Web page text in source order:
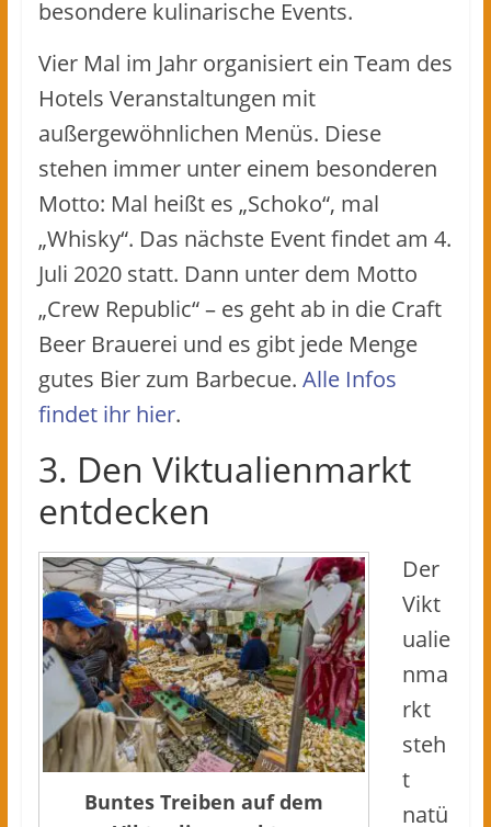
besondere kulinarische Events.
Vier Mal im Jahr organisiert ein Team des
Hotels Veranstaltungen mit
außergewöhnlichen Menüs. Diese
stehen immer unter einem besonderen
Motto: Mal heißt es „Schoko“, mal
„Whisky“. Das nächste Event findet am 4.
Juli 2020 statt. Dann unter dem Motto
„Crew Republic“ – es geht ab in die Craft
Beer Brauerei und es gibt jede Menge
gutes Bier zum Barbecue. Alle Infos
findet ihr hier.
3. Den Viktualienmarkt
entdecken
Buntes Treiben auf dem
Der
Vikt
ualie
nma
rkt
steh
t
natü